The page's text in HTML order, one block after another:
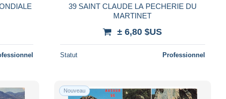
39 SAINT CLAUDE LA PECHERIE DU
MARTINET
± 6,80 $US
Statut Professionnel
Nouveau